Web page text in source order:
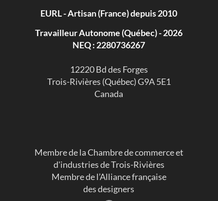
EURL - Artisan (France) depuis 2010
Travailleur Autonome (Québec) - 2026
NEQ : 2280736267
​12220 Bd des Forges
Trois-Rivières (Québec) G9A 5E1
Canada
Membre de la Chambre de commerce et
d'industries de Trois-Rivières
Membre de l’Alliance française
des designers